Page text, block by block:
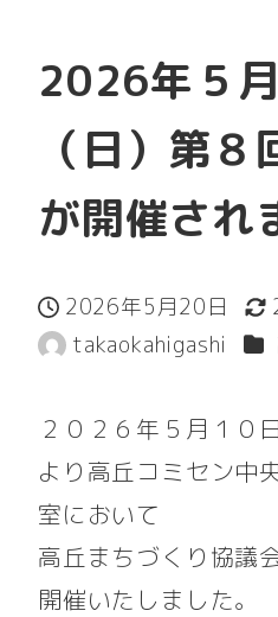
2026年５
（日）第
が開催され
投稿日
2026年5月20日
更
著
takaokahigashi カ
２０２６年５月１
より高丘コミセン中
室において
高丘まちづくり協議
開催いたしました。